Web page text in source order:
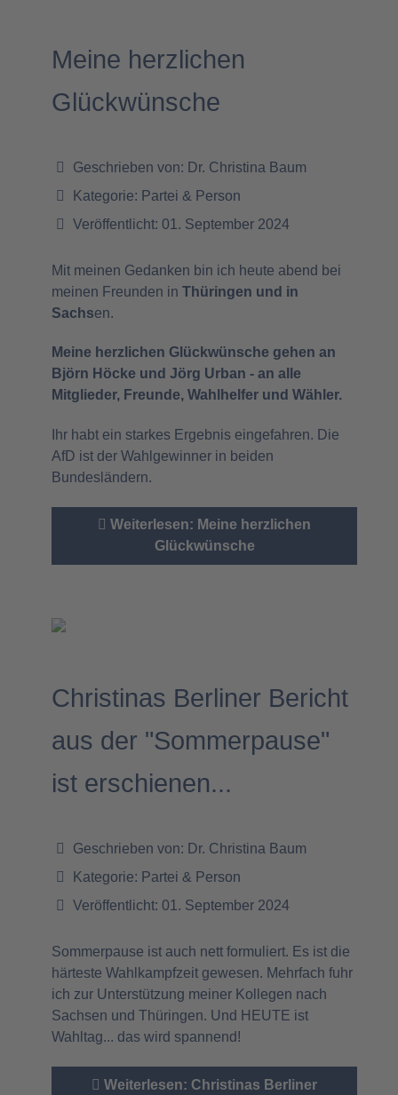
Meine herzlichen
Glückwünsche
Geschrieben von: Dr. Christina Baum
Kategorie: Partei & Person
Veröffentlicht: 01. September 2024
Mit meinen Gedanken bin ich heute abend bei
meinen Freunden in Thüringen und in
Sachsen.
Meine herzlichen Glückwünsche gehen an
Björn Höcke und Jörg Urban - an alle
Mitglieder, Freunde, Wahlhelfer und Wähler.
Ihr habt ein starkes Ergebnis eingefahren. Die
AfD ist der Wahlgewinner in beiden
Bundesländern.
Weiterlesen: Meine herzlichen
Glückwünsche
Christinas Berliner Bericht
aus der "Sommerpause"
ist erschienen...
Geschrieben von: Dr. Christina Baum
Kategorie: Partei & Person
Veröffentlicht: 01. September 2024
Sommerpause ist auch nett formuliert. Es ist die
härteste Wahlkampfzeit gewesen. Mehrfach fuhr
ich zur Unterstützung meiner Kollegen nach
Sachsen und Thüringen. Und HEUTE ist
Wahltag... das wird spannend!
Weiterlesen: Christinas Berliner